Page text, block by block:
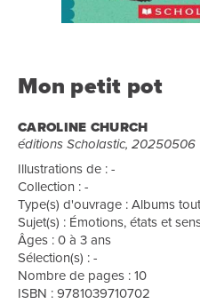
Mon petit pot
CAROLINE CHURCH
éditions Scholastic, 20250506
Illustrations de : -
Collection : -
Type(s) d'ouvrage : Albums
Sujet(s) : Émotions, états et
Âges : 0 à 3 ans
Sélection(s) : -
Nombre de pages : 10
ISBN : 9781039710702